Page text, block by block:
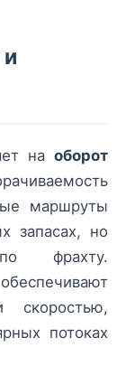
на оборот
маршруты
запасах, но
фрахту.
потоках